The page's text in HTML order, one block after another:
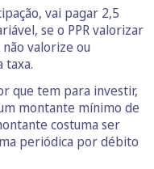
vai pagar 2,5
se o PPR valorizar
não valorize ou
taxa.
que tem para investir,
montante mínimo de
costuma ser
periódica por débito